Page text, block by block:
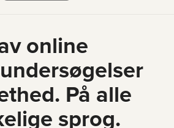
online
På alle
sprog.